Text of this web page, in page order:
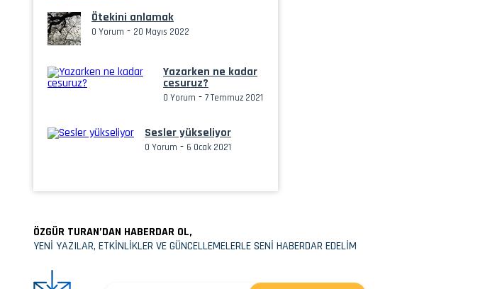
Ötekini anlamak
0 Yorum - 20 Mayıs 2022
Yazarken ne kadar
cesuruz?
0 Yorum - 7 Temmuz 2021
Sesler yükseliyor
0 Yorum - 6 Ocak 2021
ÖZGÜR TURAN’DAN HABERDAR OL,
YENİ YAZILAR, ETKİNLİKLER VE GÜNCELLEMELERLE SENİ HABERDAR EDELİM